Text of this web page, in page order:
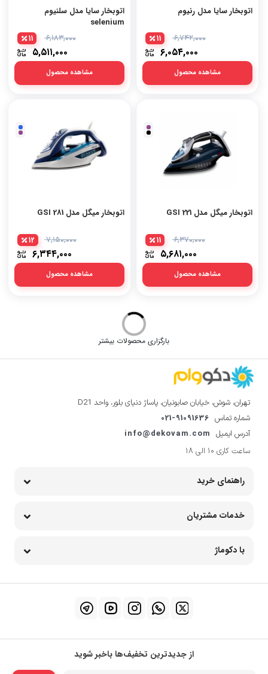
اتوبخار سایا مدل رنیوم
۶,۷۴۲,۰۰۰
۶,۰۵۴,۰۰۰
11
مشاهده محصول
اتوبخار سایا مدل سلنیوم
selenium
۶,۱۸۳,۰۰۰
۵,۵۱۱,۰۰۰
11
مشاهده محصول
اتوبخار میگل مدل GSI 221
۶,۳۷۰,۰۰۰
۵,۶۸۱,۰۰۰
11
مشاهده محصول
اتوبخار میگل مدل GSI 281
۷,۱۵۰,۰۰۰
۶,۳۴۴,۰۰۰
12
مشاهده محصول
۷,۵۰۱,۰۰۰
مشاهده محصول
اتوبخار میگل مدل GSI 330
مشاهده محصول
۱۲,۷۶۶,۰۰۰
مشاهده محصول مشاهده محصول